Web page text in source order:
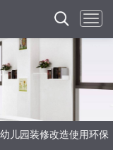
儿园装修改造使用环保